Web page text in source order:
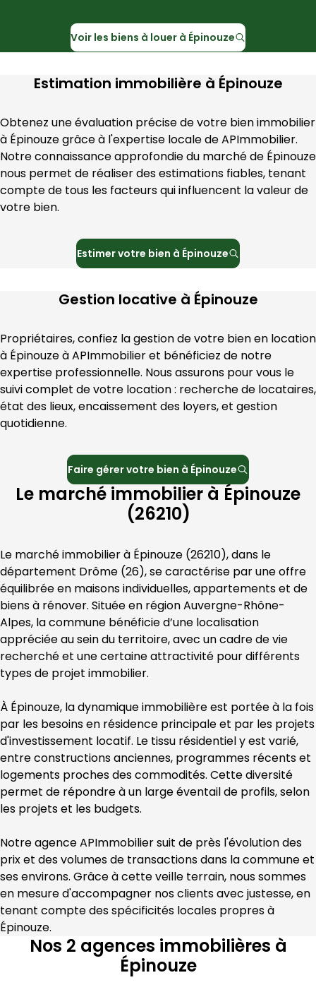
Voir les biens à louer à Épinouze
Estimation immobilière à Épinouze
Obtenez une évaluation précise de votre bien immobilier
à Épinouze grâce à l'expertise locale de APImmobilier.
Notre connaissance approfondie du marché de Épinouze
nous permet de réaliser des estimations fiables, tenant
compte de tous les facteurs qui influencent la valeur de
votre bien.
Estimer votre bien à Épinouze
Gestion locative à Épinouze
Propriétaires, confiez la gestion de votre bien en location
à Épinouze à APImmobilier et bénéficiez de notre
expertise professionnelle. Nous assurons pour vous le
suivi complet de votre location : recherche de locataires,
état des lieux, encaissement des loyers, et gestion
quotidienne.
Faire gérer votre bien à Épinouze
Le marché immobilier à Épinouze
(26210)
Le marché immobilier à Épinouze (26210), dans le
département Drôme (26), se caractérise par une offre
équilibrée en maisons individuelles, appartements et de
biens à rénover. Située en région Auvergne-Rhône-
Alpes, la commune bénéficie d’une localisation
appréciée au sein du territoire, avec un cadre de vie
recherché et une certaine attractivité pour différents
types de projet immobilier.
À Épinouze, la dynamique immobilière est portée à la fois
par les besoins en résidence principale et par les projets
d'investissement locatif. Le tissu résidentiel y est varié,
entre constructions anciennes, programmes récents et
logements proches des commodités. Cette diversité
permet de répondre à un large éventail de profils, selon
les projets et les budgets.
Notre agence APImmobilier suit de près l'évolution des
prix et des volumes de transactions dans la commune et
ses environs. Grâce à cette veille terrain, nous sommes
en mesure d'accompagner nos clients avec justesse, en
Épinouze.
Nos 2 agences immobilières à
Épinouze